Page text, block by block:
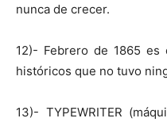
nunca de crecer.
12)- Febrero de 1865
históricos que no tuvo
13)- TYPEWRITER